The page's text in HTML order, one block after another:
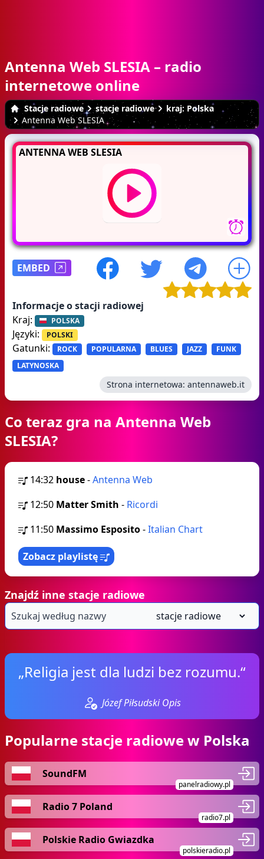
Antenna Web SLESIA – radio
internetowe online
Stacje radiowe stacje radiowe
kraj: Polska
Antenna Web SLESIA
ANTENNA WEB SLESIA
EMBED
Informacje o stacji radiowej
Kraj:
POLSKA
Języki: POLSKI
Gatunki: ROCK POPULARNA BLUES JAZZ
FUNK
LATYNOSKA
Strona internetowa: antennaweb.it
Co teraz gra na Antenna Web
SLESIA?
14:32 house-Antenna Web
12:50 Matter Smith - Ricordi
11:50 Massimo Esposito-Italian Chart
Zobacz playlistę
Znajdź inne stacje radiowe
„Religia jest dla ludzi bez rozumu.“
Józef Piłsudski Opis
Popularne stacje radiowe w Polska
SoundFM
panelradiowy.pl
Radio 7 Poland
radio7.pl
Polskie Radio Gwiazdka
polskieradio.pl